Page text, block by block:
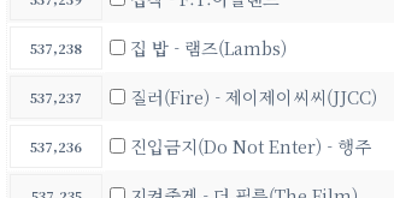
537,238 집 밥 - 램즈(Lambs)
537,237 질러(Fire) - 제이제이씨씨(JJCC)
537,236 진입금지(Do Not Enter) - 행주